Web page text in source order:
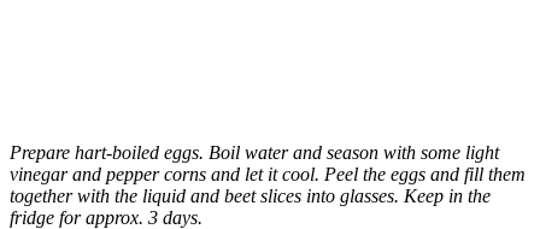
Prepare hart-boiled eggs. Boil water and season with some light
vinegar and pepper corns and let it cool. Peel the eggs and fill them
together with the liquid and beet slices into glasses. Keep in the
fridge for approx. 3 days.